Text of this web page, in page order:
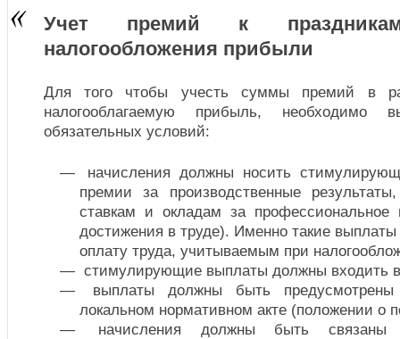
Учет премий к
налогообложения прибыли
Для того чтобы учесть суммы премий в
налогооблагаемую прибыль, необходимо
обязательных условий:
начисления должны носить
премии за производственные
ставкам и окладам за профессиональное
достижения в труде). Именно такие выплаты
оплату труда, учитываемым при
стимулирующие выплаты должны входить
выплаты должны быть предусмотрены
локальном нормативном акте (положении о
начисления должны быть связаны